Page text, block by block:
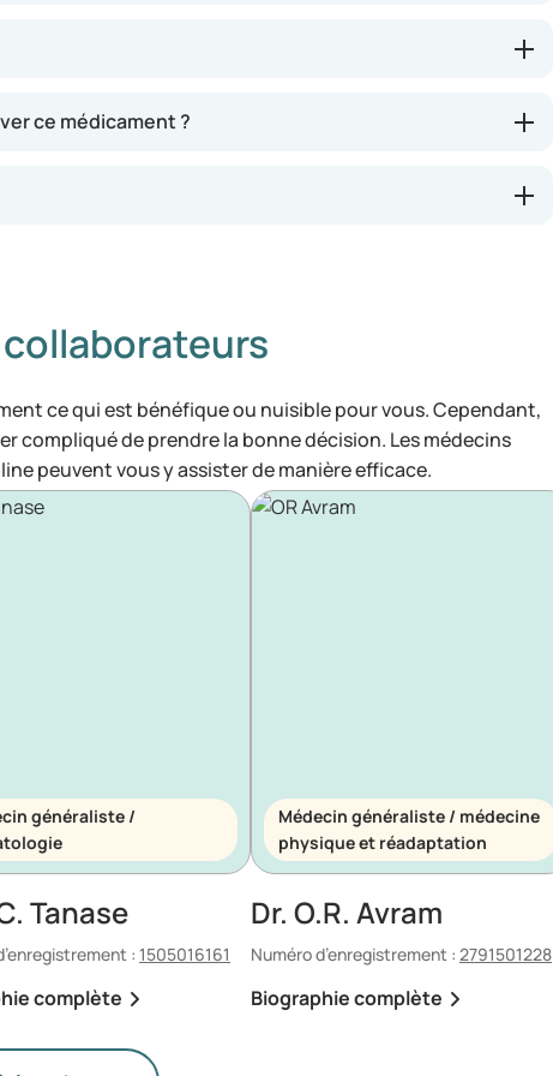
ce médicament ?
ce qui est bénéfique ou nuisible pour vous. Cependant,
compliqué de prendre la bonne décision. Les médecins
peuvent vous y assister de manière efficace.
généraliste /
Tanase
: 1505016161
complète
Médecin généraliste / médecine
physique et réadaptation
Dr. O.R. Avram
Numéro d’enregistrement : 2791501228
Biographie complète